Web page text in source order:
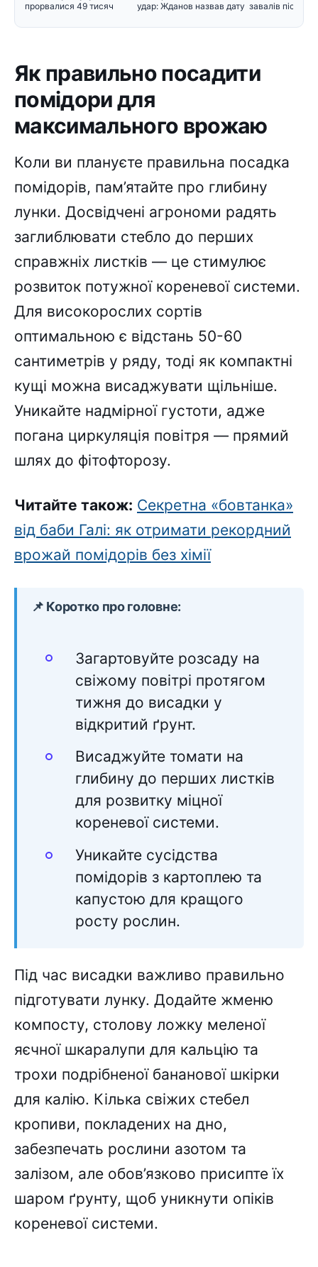
прорвалися 49 тисяч
удар: Жданов назвав дату завалів після
Як правильно посадити
помідори для
максимального врожаю
Коли ви плануєте правильна посадка
помідорів, пам’ятайте про глибину
лунки. Досвідчені агрономи радять
заглиблювати стебло до перших
справжніх листків — це стимулює
розвиток потужної кореневої системи.
Для високорослих сортів
оптимальною є відстань 50-60
сантиметрів у ряду, тоді як компактні
кущі можна висаджувати щільніше.
Уникайте надмірної густоти, адже
погана циркуляція повітря — прямий
шлях до фітофторозу.
Читайте також: Секретна «бовтанка»
від баби Галі: як отримати рекордний
врожай помідорів без хімії
📌 Коротко про головне:
Загартовуйте розсаду на
свіжому повітрі протягом
тижня до висадки у
відкритий ґрунт.
Висаджуйте томати на
глибину до перших листків
для розвитку міцної
кореневої системи.
Уникайте сусідства
помідорів з картоплею та
капустою для кращого
росту рослин.
Під час висадки важливо правильно
підготувати лунку. Додайте жменю
компосту, столову ложку меленої
яєчної шкаралупи для кальцію та
трохи подрібненої бананової шкірки
для калію. Кілька свіжих стебел
кропиви, покладених на дно,
забезпечать рослини азотом та
залізом, але обов’язково присипте їх
шаром ґрунту, щоб уникнути опіків
кореневої системи.